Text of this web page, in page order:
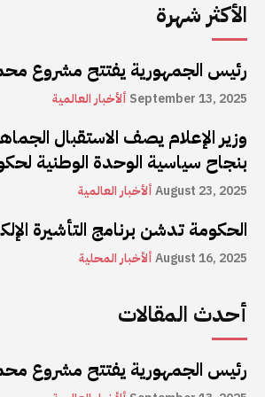
الأكثر شهرة
رئيس الجمهورية يفتتح مشروع
ألأخبار العالمية September 13, 2025
وزير الإعلام يصف الاستقبال
بنجاح سياسية الوحدة الوطنية
ألأخبار العالميةAugust 23, 2025
الحكومة تدشن برنامج التأشيرة
ألأخبار المحليةAugust 16, 2025
أحدث المقالات
رئيس الجمهورية يفتتح مشروع